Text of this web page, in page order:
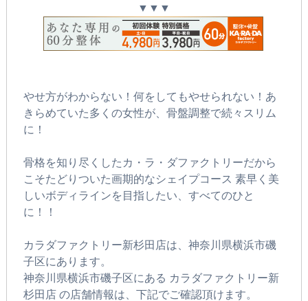
▼▼▼
やせ方がわからない！何をしてもやせられない！あ
きらめていた多くの女性が、骨盤調整で続々スリム
に！
骨格を知り尽くしたカ・ラ・ダファクトリーだから
こそたどりついた画期的なシェイプコース 素早く美
しいボディラインを目指したい、すべてのひと
に！！
カラダファクトリー新杉田店は、神奈川県横浜市磯
子区にあります。
神奈川県横浜市磯子区にある カラダファクトリー新
杉田店 の店舗情報は、下記でご確認頂けます。